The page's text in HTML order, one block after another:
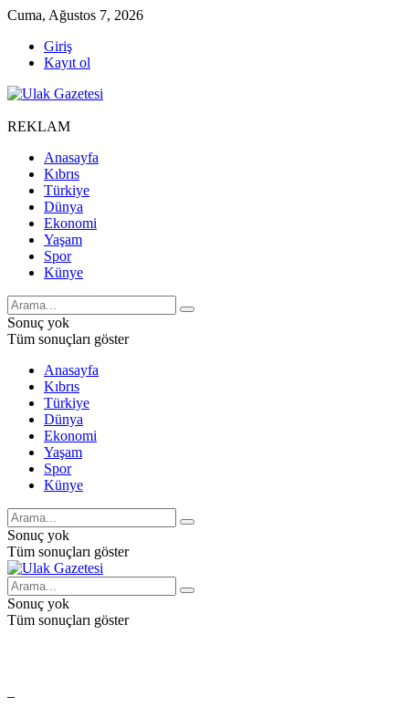
Cuma, Ağustos 7, 2026
Giriş
Kayıt ol
REKLAM
Anasayfa
Kıbrıs
Türkiye
Dünya
Ekonomi
Yaşam
Spor
Künye
Sonuç yok
Tüm sonuçları göster
Anasayfa
Kıbrıs
Türkiye
Dünya
Ekonomi
Yaşam
Spor
Künye
Sonuç yok
Tüm sonuçları göster
Sonuç yok
Tüm sonuçları göster